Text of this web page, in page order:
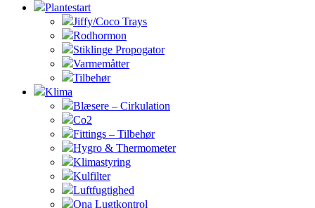
Plantestart
Jiffy/Coco Trays
Rodhormon
Stiklinge Propogator
Varmemåtter
Tilbehør
Klima
Blæsere – Cirkulation
Co2
Fittings – Tilbehør
Hygro & Thermometer
Klimastyring
Kulfilter
Luftfugtighed
Ona Lugtkontrol